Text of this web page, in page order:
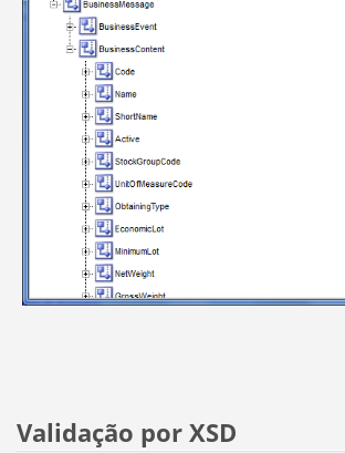
Validação por XSD